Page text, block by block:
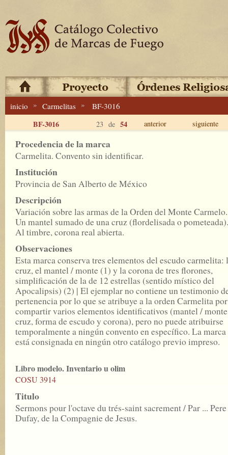
inicio » Carmelitas » BF-3016
BF-3016 23 de 54 anterior siguiente
Procedencia de la marca
Carmelita. Convento sin identificar.
Institución
Provincia de San Alberto de México
Descripción
Variación sobre las armas de la Orden del Monte Carmelo.
Un mantel sumado de una cruz (flordelisada o pometeada).
Al timbre, corona real abierta.
Observaciones
Esta marca conserva tres elementos del escudo carmelita:
cruz, el mantel / monte (1) y la corona de tres florones,
simplificación de la de 12 estrellas (sentido místico del
Apocalipsis) (2) | El ejemplar no contiene un testimonio
pertenencia por lo que se atribuye a la orden Carmelita por
compartir varios elementos identificativos (mantel /
cruz, forma de escudo y corona), pero no puede atribuirse
temporalmente a ningún convento en específico. La
está consignada en ningún otro catálogo previo impreso.
Libro modelo. Inventario u olim
COSU 3914
Titulo
Sermons pour l'octave du trés-saint sacrement / Par ... Pere
Dufay, de la Compagnie de Jesus.